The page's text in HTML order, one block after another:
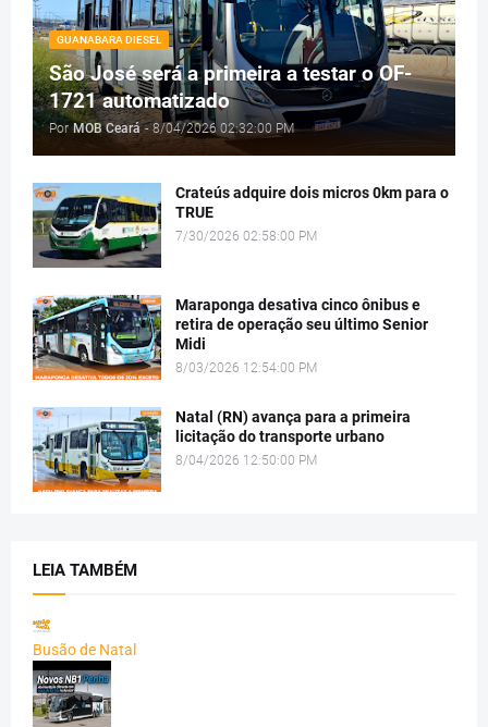
GUANABARA DIESEL
São José será a primeira a testar o OF-
1721 automatizado
Por MOB Ceará - 8/04/2026 02:32:00 PM
Crateús adquire dois micros 0km para o
TRUE
7/30/2026 02:58:00 PM
Maraponga desativa cinco ônibus e
retira de operação seu último Senior
Midi
8/03/2026 12:54:00 PM
Natal (RN) avança para a primeira
licitação do transporte urbano
8/04/2026 12:50:00 PM
LEIA TAMBÉM
Busão de Natal